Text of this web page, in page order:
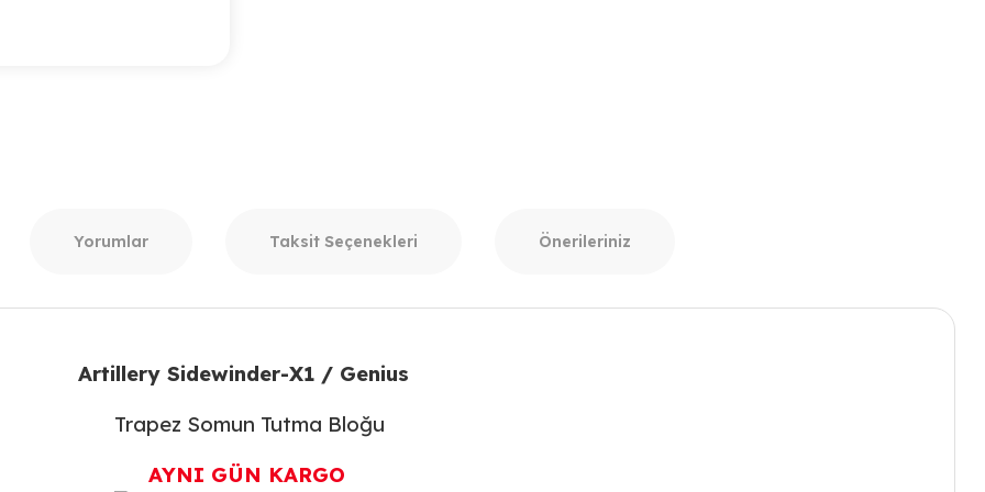
Yorumlar Taksit Seçenekleri Önerileriniz
Artillery Sidewinder-X1 / Genius
Trapez Somun Tutma Bloğu
AYNI GÜN KARGO